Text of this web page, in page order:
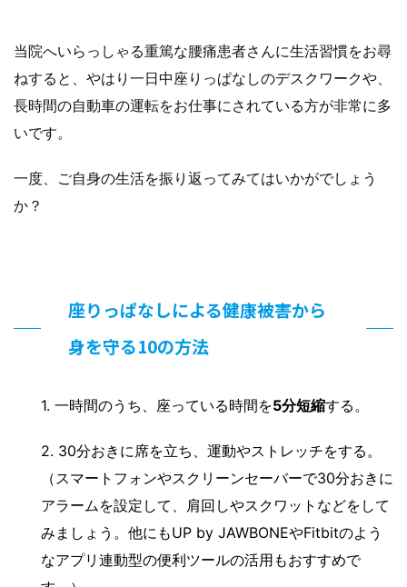
当院へいらっしゃる重篤な腰痛患者さんに生活習慣をお尋
ねすると、やはり一日中座りっぱなしのデスクワークや、
長時間の自動車の運転をお仕事にされている方が非常に多
いです。
一度、ご自身の生活を振り返ってみてはいかがでしょう
か？
座りっぱなしによる健康被害から
身を守る10の方法
1. 一時間のうち、座っている時間を5分短縮する。
2. 30分おきに席を立ち、運動やストレッチをする。
（スマートフォンやスクリーンセーバーで30分おきに
アラームを設定して、肩回しやスクワットなどをして
みましょう。他にもUP by JAWBONEやFitbitのよう
なアプリ連動型の便利ツールの活用もおすすめで